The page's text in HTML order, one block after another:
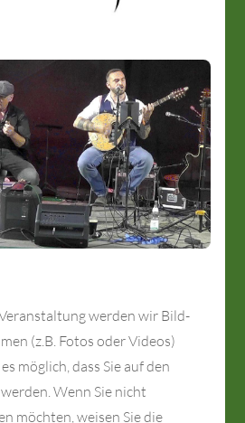
werden wir Bild-
(z.B. Fotos oder Videos)
möglich, dass Sie auf den
Wenn Sie nicht
möchten, weisen Sie die